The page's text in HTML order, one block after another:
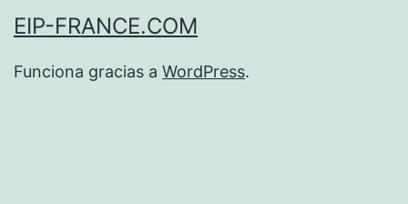
EIP-FRANCE.COM
Funciona gracias a WordPress.